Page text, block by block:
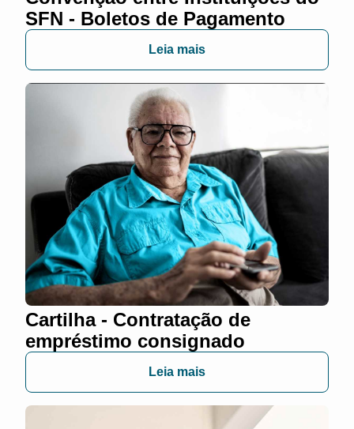
SFN - Boletos de Pagamento
Leia mais
Cartilha - Contratação de
empréstimo consignado
Leia mais